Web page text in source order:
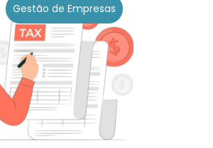
Gestão de Empresas